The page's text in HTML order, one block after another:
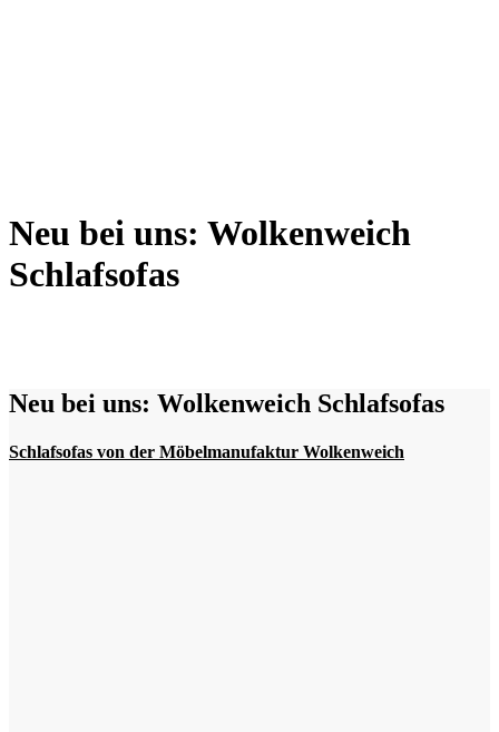
Neu bei uns: Wolkenweich
Schlafsofas
Neu bei uns: Wolkenweich Schlafsofas
Schlafsofas von der Möbelmanufaktur Wolkenweich